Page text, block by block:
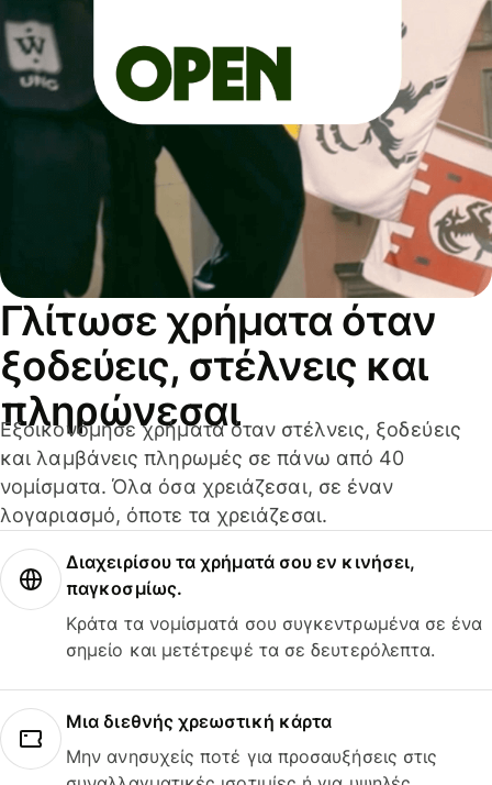
Γλίτωσε χρήματα όταν
ξοδεύεις, στέλνεις και
πληρώνεσαι
Εξοικονόμησε χρήματα όταν στέλνεις, ξοδεύεις
και λαμβάνεις πληρωμές σε πάνω από 40
νομίσματα. Όλα όσα χρειάζεσαι, σε έναν
λογαριασμό, όποτε τα χρειάζεσαι.
Διαχειρίσου τα χρήματά σου εν κινήσει,
παγκοσμίως.
Κράτα τα νομίσματά σου συγκεντρωμένα σε ένα
σημείο και μετέτρεψέ τα σε δευτερόλεπτα.
Μια διεθνής χρεωστική κάρτα
Μην ανησυχείς ποτέ για προσαυξήσεις στις